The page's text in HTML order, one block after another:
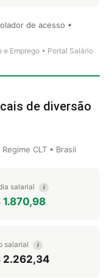
de acesso •
Emprego • Portal Salário
de diversão
CLT • Brasil
salarial i
1.870,98
salarial i
2.262,34